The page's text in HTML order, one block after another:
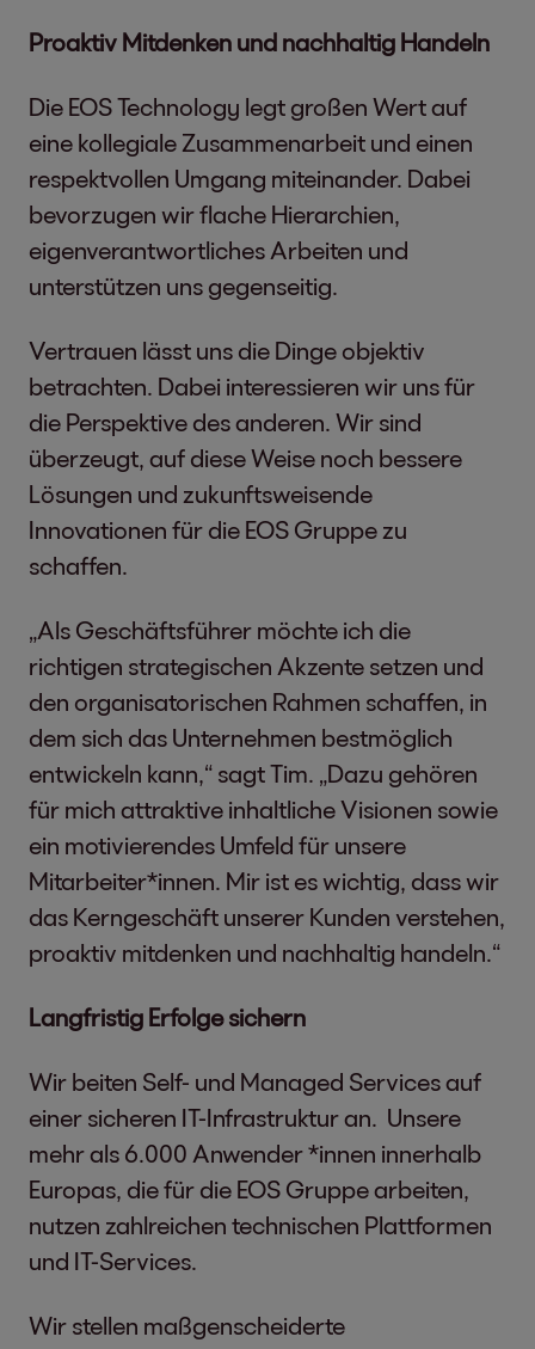
Proaktiv Mitdenken und nachhaltig Handeln
Die EOS Technology legt großen Wert auf
eine kollegiale Zusammenarbeit und einen
respektvollen Umgang miteinander. Dabei
bevorzugen wir flache Hierarchien,
eigenverantwortliches Arbeiten und
unterstützen uns gegenseitig.
Vertrauen lässt uns die Dinge objektiv
betrachten. Dabei interessieren wir uns für
die Perspektive des anderen. Wir sind
überzeugt, auf diese Weise noch bessere
Lösungen und zukunftsweisende
Innovationen für die EOS Gruppe zu
schaffen.
„Als Geschäftsführer möchte ich die
richtigen strategischen Akzente setzen und
den organisatorischen Rahmen schaffen, in
dem sich das Unternehmen bestmöglich
entwickeln kann,“ sagt Tim. „Dazu gehören
für mich attraktive inhaltliche Visionen sowie
ein motivierendes Umfeld für unsere
Mitarbeiter*innen. Mir ist es wichtig, dass wir
das Kerngeschäft unserer Kunden verstehen,
proaktiv mitdenken und nachhaltig handeln.“
Langfristig Erfolge sichern
Wir beiten Self- und Managed Services auf
einer sicheren IT-Infrastruktur an. Unsere
mehr als 6.000 Anwender *innen innerhalb
Europas, die für die EOS Gruppe arbeiten,
nutzen zahlreichen technischen Plattformen
und IT-Services.
Wir stellen maßgenscheiderte